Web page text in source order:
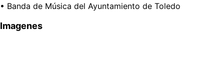
• Banda de Música del Ayuntamiento de Toledo
Imagenes